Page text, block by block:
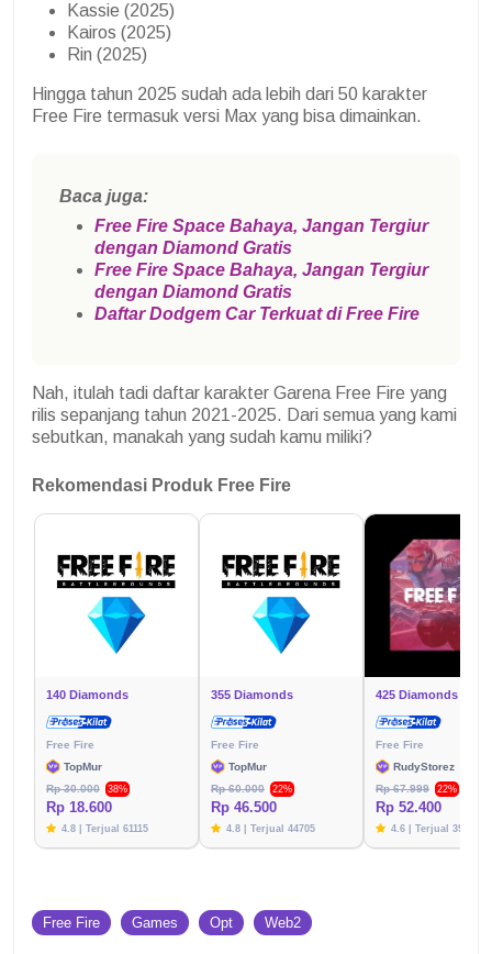
Kassie (2025)
Kairos (2025)
Rin (2025)
Hingga tahun 2025 sudah ada lebih dari 50 karakter
Free Fire termasuk versi Max yang bisa dimainkan.
Baca juga:
Free Fire Space Bahaya, Jangan Tergiur
dengan Diamond Gratis
Free Fire Space Bahaya, Jangan Tergiur
dengan Diamond Gratis
Daftar Dodgem Car Terkuat di Free Fire
Nah, itulah tadi daftar karakter Garena Free Fire yang
rilis sepanjang tahun 2021-2025. Dari semua yang kami
sebutkan, manakah yang sudah kamu miliki?
Rekomendasi Produk Free Fire
140 Diamonds
Free Fire
TopMur
Rp 30.000
38%
Rp 18.600
4.8 | Terjual 61115
355 Diamonds
Free Fire
TopMur
Rp 60.000
22%
Rp 46.500
4.8 | Terjual 44705
425 Diamonds
Free Fire
RudyStorez
Rp 67.999
22%
Rp 52.400
4.6 | Terjual 39783
Free Fire Games Opt Web2